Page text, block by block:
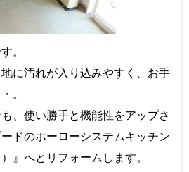
。
に汚れが入り込みやすく、お手
。
、使い勝手と機能性をアップさ
ドのホーローシステムキッチン
』へとリフォームします。